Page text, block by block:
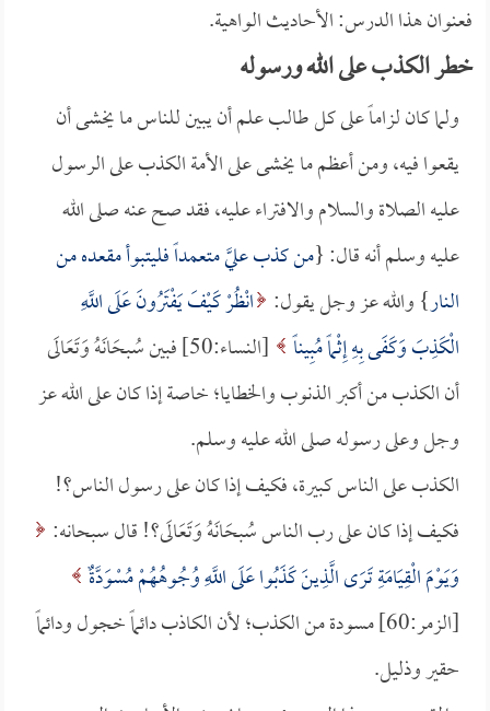
فعنوان هذا الدرس: الأحاديث الواهية.
خطر الكذب على الله ورسوله
ولما كان لزاماً على كل طالب علم أن يبين للناس ما يخشى أن
يقعوا فيه، ومن أعظم ما يخشى على الأمة الكذب على الرسول
عليه الصلاة والسلام والافتراء عليه، فقد صح عنه صلى الله
عليه وسلم أنه قال: {من كذب عليَّ متعمداً فليتبوأ مقعده من
النار} والله عز وجل يقول: انْظُرْ كَيْفَ يَفْتَرُونَ عَلَى اللَّهِ
الْكَذِبَ وَكَفَى بِهِ إِثْماً مُبِيناً
[النساء:50] فبين سُبحَانَهُ وَتَعَالَى
أن الكذب من أكبر الذنوب والخطايا؛ خاصة إذا كان على الله عز
وجل وعلى رسوله صلى الله عليه وسلم.
الكذب على الناس كبيرة، فكيف إذا كان على رسول الناس؟!
فكيف إذا كان على رب الناس سُبحَانَهُ وَتَعَالَى؟! قال سبحانه:
وَيَوْمَ الْقِيَامَةِ تَرَى الَّذِينَ كَذَبُوا عَلَى اللَّهِ وُجُوهُهُمْ مُسْوَدَّةٌ
[الزمر:60] مسودة من الكذب؛ لأن الكاذب دائماً خجول ودائماً
حقير وذليل.